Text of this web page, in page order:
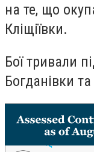
на те, що
Кліщіївки.
Бої тривали
Богданівки